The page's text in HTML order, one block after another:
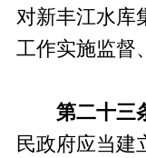
对新丰江水库
工作实施监督
第二十
民政府应当建